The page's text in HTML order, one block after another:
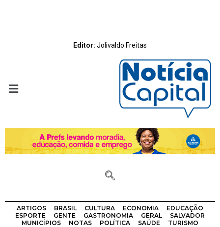
Editor: Jolivaldo Freitas
ARTIGOS BRASIL CULTURA ECONOMIA
EDUCAÇÃO
ESPORTE
GENTE GASTRONOMIA GERAL
SALVADOR
MUNICÍPIOS
NOTAS POLÍTICA SAÚDE TURISMO